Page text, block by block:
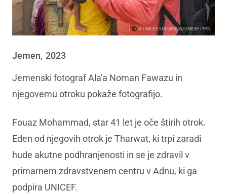
© UNICEF/UNI530859/UNICEF/YPN
Jemen, 2023
Jemenski fotograf Ala'a Noman Fawazu in
njegovemu otroku pokaže fotografijo.
Fouaz Mohammad, star 41 let je oče štirih otrok.
Eden od njegovih otrok je Tharwat, ki trpi zaradi
hude akutne podhranjenosti in se je zdravil v
primarnem zdravstvenem centru v Adnu, ki ga
podpira UNICEF.